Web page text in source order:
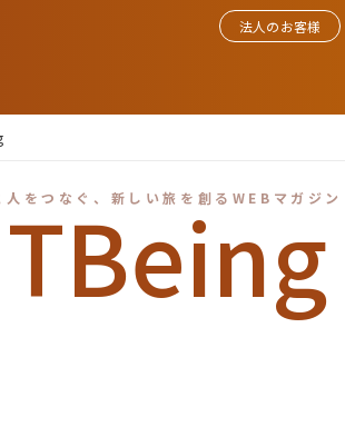
法人のお客様
人をつなぐ、新しい旅を創るWEBマガジン